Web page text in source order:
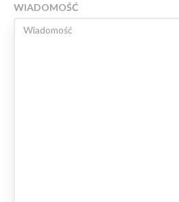
WIADOMOŚĆ